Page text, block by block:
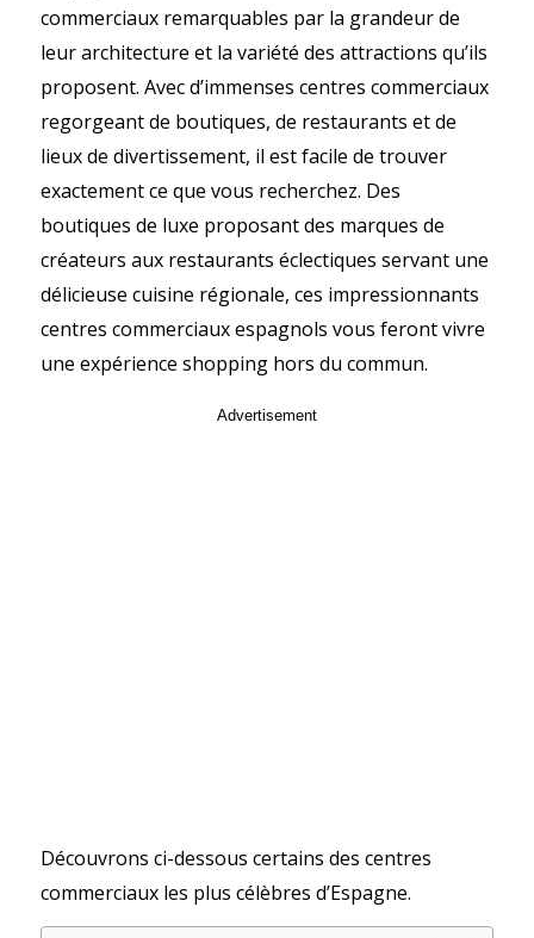
commerciaux remarquables par la grandeur de
leur architecture et la variété des attractions qu’ils
proposent. Avec d’immenses centres commerciaux
regorgeant de boutiques, de restaurants et de
lieux de divertissement, il est facile de trouver
exactement ce que vous recherchez. Des
boutiques de luxe proposant des marques de
créateurs aux restaurants éclectiques servant une
délicieuse cuisine régionale, ces impressionnants
centres commerciaux espagnols vous feront vivre
une expérience shopping hors du commun.
Advertisement
Découvrons ci-dessous certains des centres
commerciaux les plus célèbres d’Espagne.